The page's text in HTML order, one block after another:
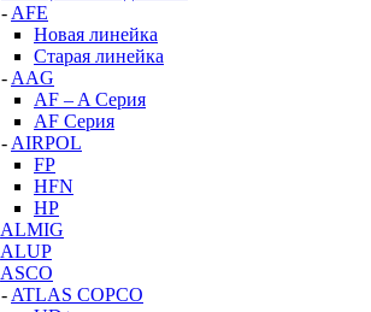
- AFE
Новая линейка
Старая линейка
- AAG
AF – A Серия
AF Серия
- AIRPOL
FP
HFN
HP
ALMIG
ALUP
ASCO
- ATLAS COPCO